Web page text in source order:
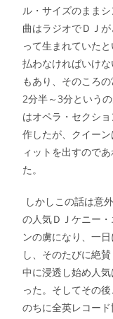
ル・サイズのまま
曲はラジオでＤＪ
って生まれていた
払わなければいけ
もあり、そのころ
2分半～3分という
はオペラ・セクシ
作したが、クイー
ィットを出すので
た。
しかしこの話は意
の人気ＤＪケニー
ンの虜になり、一
し、そのたびに絶
中に浸透し始め人
った。そしてその
のちに全英レコー